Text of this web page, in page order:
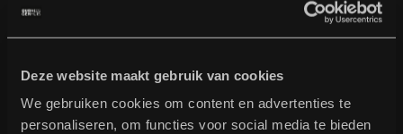
Deze website maakt gebruik van cookies
We gebruiken cookies om content en advertenties te
personaliseren, om functies voor social media te bieden